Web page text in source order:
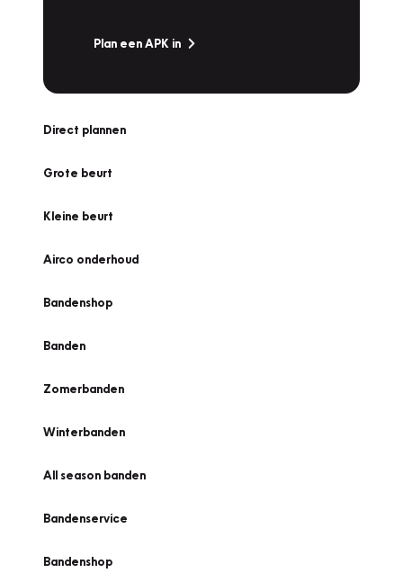
Plan een APK in
Direct plannen
Grote beurt
Kleine beurt
Airco onderhoud
Bandenshop
Banden
Zomerbanden
Winterbanden
All season banden
Bandenservice
Bandenshop